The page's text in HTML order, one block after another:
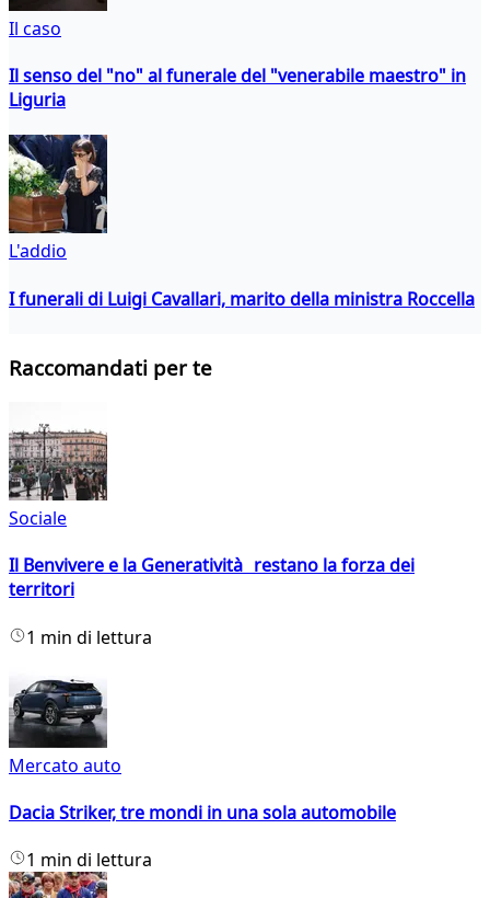
Il caso
Il senso del "no" al funerale del "venerabile maestro" in
Liguria
L'addio
I funerali di Luigi Cavallari, marito della ministra Roccella
Raccomandati per te
Sociale
Il Benvivere e la Generatività restano la forza dei
territori
1 min di lettura
Mercato auto
Dacia Striker, tre mondi in una sola automobile
1 min di lettura